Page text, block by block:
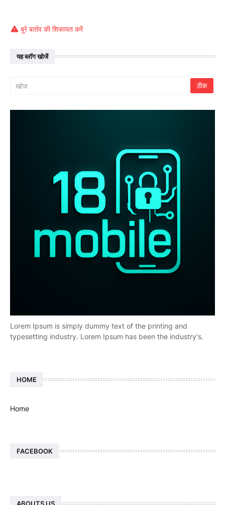
बुरे बर्ताव की शिकायत करें
यह ब्लॉग खोजें
Lorem Ipsum is simply dummy text of the printing and
typesetting industry. Lorem Ipsum has been the industry's.
HOME
Home
FACEBOOK
ABOUTS US